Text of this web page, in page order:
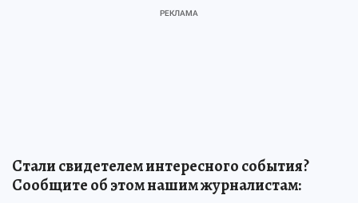
Стали свидетелем интересного события?
Сообщите об этом нашим журналистам: